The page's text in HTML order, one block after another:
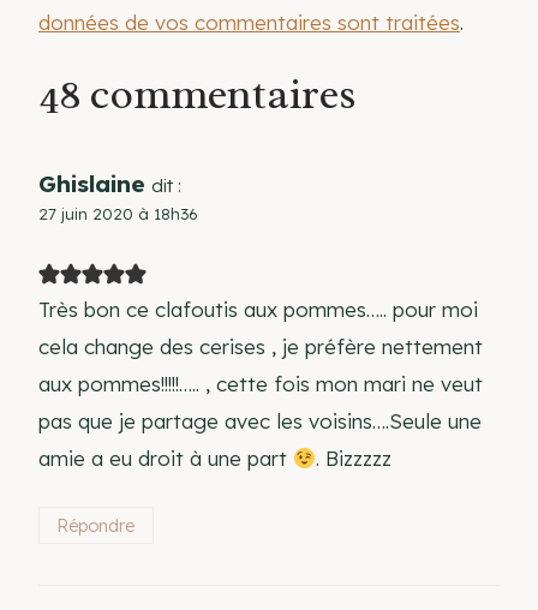
données de vos commentaires sont traitées.
48 commentaires
Ghislaine dit :
27 juin 2020 à 18h36
Très bon ce clafoutis aux pommes….. pour moi
cela change des cerises , je préfère nettement
aux pommes!!!!!….. , cette fois mon mari ne veut
pas que je partage avec les voisins….Seule une
amie a eu droit à une part
. Bizzzzz
Répondre